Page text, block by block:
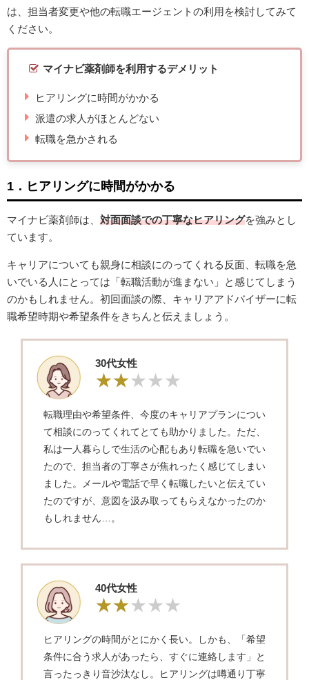
は、担当者変更や他の転職エージェントの利用を検討してみて
ください。
マイナビ薬剤師を利用するデメリット
ヒアリングに時間がかかる
派遣の求人がほとんどない
転職を急かされる
1．ヒアリングに時間がかかる
マイナビ薬剤師は、 対面面談での丁寧なヒアリングを強みとし
ています。
キャリアについても親身に相談にのってくれる反面、転職を急
いでいる人にとっては「転職活動が進まない」と感じてしまう
のかもしれません。初回面談の際、キャリアアドバイザーに転
職希望時期や希望条件をきちんと伝えましょう。
30代女性
転職理由や希望条件、今度のキャリアプランについ
て相談にのってくれてとても助かりました。ただ、
私は一人暮らしで生活の心配もあり転職を急いでい
たので、担当者の丁寧さが焦れったく感じてしまい
ました。メールや電話で早く転職したいと伝えてい
たのですが、意図を汲み取ってもらえなかったのか
もしれません…。
40代女性
ヒアリングの時間がとにかく長い。しかも、「希望
条件に合う求人があったら、すぐに連絡します」と
言ったっきり音沙汰なし。ヒアリングは噂通り丁寧